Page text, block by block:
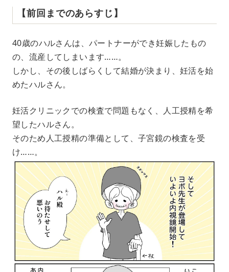
【前回までのあらすじ】
40歳のハルさんは、パートナーができ妊娠したもの
の、流産してしまいます……。
しかし、その後しばらくして結婚が決まり、妊活を始
めたハルさん。
妊活クリニックでの検査で問題もなく、人工授精を希
望したハルさん。
そのため人工授精の準備として、子宮鏡の検査を受
け……。